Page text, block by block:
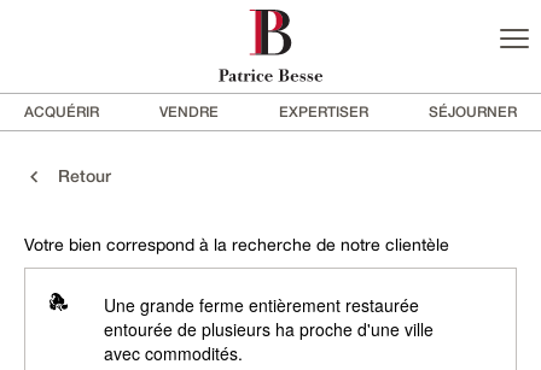
ACQUÉRIR VENDRE EXPERTISER SÉJOURNER
Retour
Votre bien correspond à la recherche de notre clientèle
Une grande ferme entièrement restaurée
entourée de plusieurs ha proche d'une ville
avec commodités.